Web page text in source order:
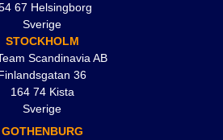
67 Helsingborg
Sverige
STOCKHOLM
Scandinavia AB
36
164 74 Kista
Sverige
GOTHENBURG